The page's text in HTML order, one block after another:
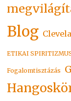
Blog
ETIKAI
Fogalomtisztázás